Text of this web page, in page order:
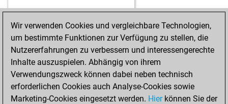
Wir verwenden Cookies und vergleichbare Technologien,
um bestimmte Funktionen zur Verfügung zu stellen, die
Nutzererfahrungen zu verbessern und interessengerechte
Inhalte auszuspielen. Abhängig von ihrem
Verwendungszweck können dabei neben technisch
erforderlichen Cookies auch Analyse-Cookies sowie
Marketing-Cookies eingesetzt werden. Hierkönnen Sie der